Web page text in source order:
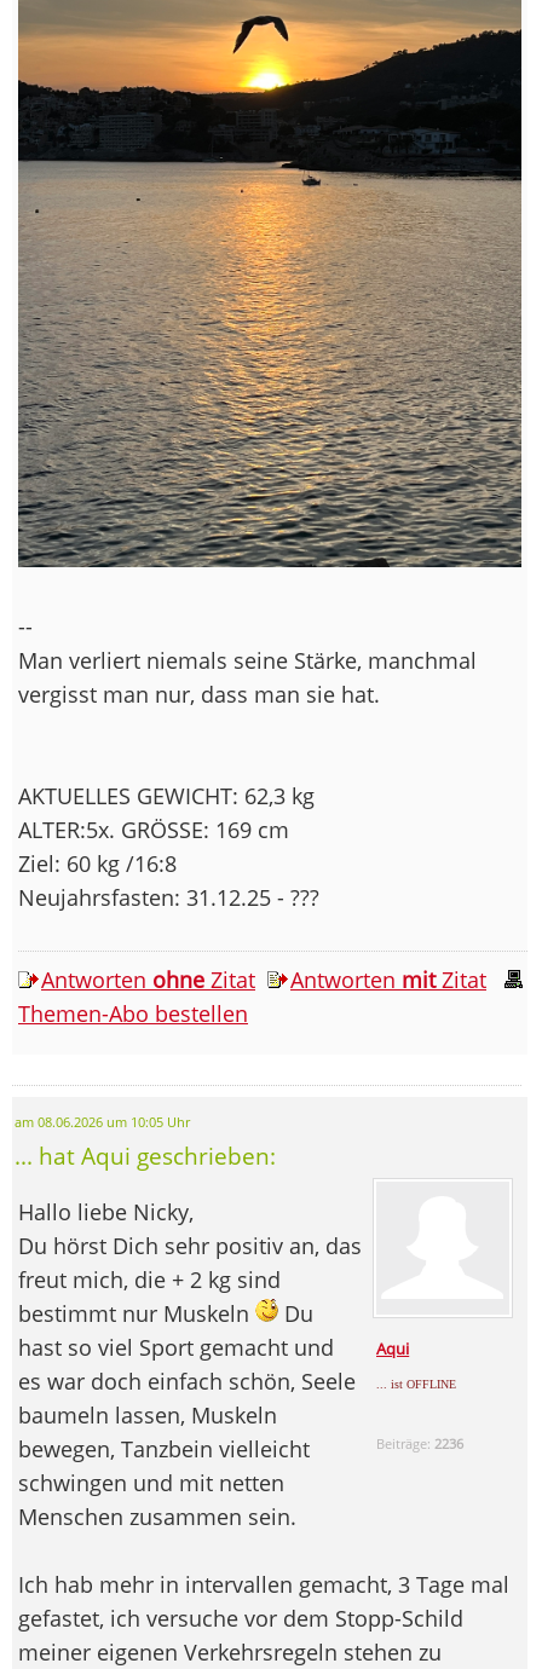
--
Man verliert niemals seine Stärke, manchmal
vergisst man nur, dass man sie hat.
AKTUELLES GEWICHT: 62,3 kg
ALTER:5x. GRÖSSE: 169 cm
Ziel: 60 kg /16:8
Neujahrsfasten: 31.12.25 - ???
Antworten ohne Zitat Antworten mitZitat
Themen-Abo bestellen
am 08.06.2026 um 10:05 Uhr
... hat Aqui geschrieben:
Aqui
... ist OFFLINE
Beiträge:2236
Hallo liebe Nicky,
Du hörst Dich sehr positiv an, das
freut mich, die + 2 kg sind
bestimmt nur Muskeln
Du
hast so viel Sport gemacht und
es war doch einfach schön, Seele
baumeln lassen, Muskeln
bewegen, Tanzbein vielleicht
schwingen und mit netten
Menschen zusammen sein.
Ich hab mehr in intervallen gemacht, 3 Tage mal
gefastet, ich versuche vor dem Stopp-Schild
meiner eigenen Verkehrsregeln stehen zu